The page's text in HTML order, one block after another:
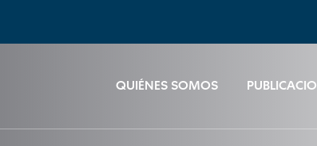
QUIÉNES SOMOS